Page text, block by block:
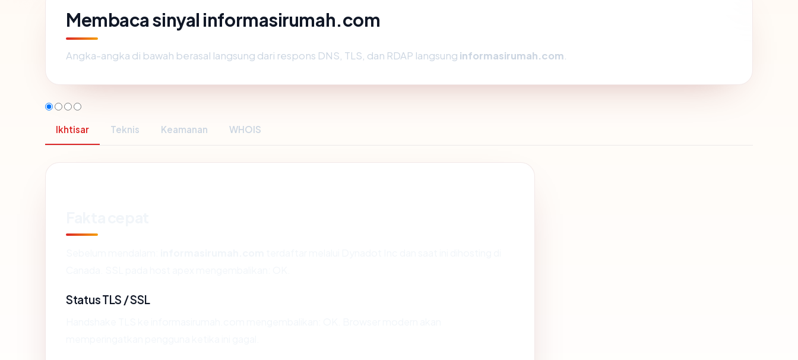
Membaca sinyal informasirumah.com
Angka-angka di bawah berasal langsung dari respons DNS, TLS, dan RDAP langsung informasirumah.com
Ikhtisar Teknis Keamanan WHOIS
Status TLS / SSL